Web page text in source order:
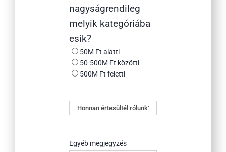
nagyságrendileg
melyik kategóriába
esik?
50M Ft alatti
50-500M Ft közötti
500M Ft feletti
Honnan
értesültél
Egyéb megjegyzés